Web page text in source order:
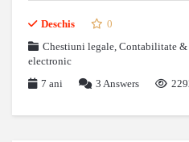
Deschis
0
Chestiuni legale, Contabilitate &
electronic
7 ani
3 Answers